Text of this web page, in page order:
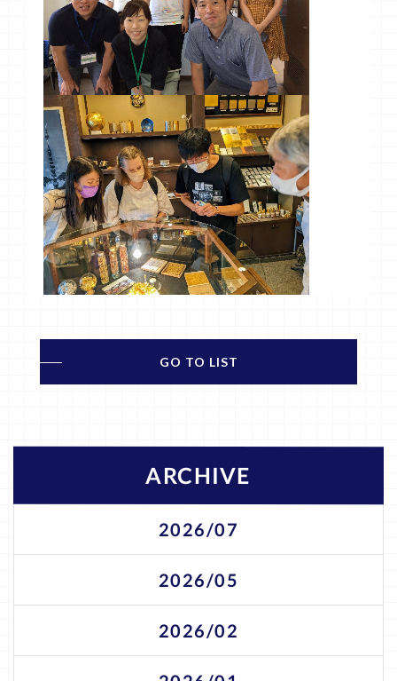
GO TO LIST
ARCHIVE
2026/07
2026/05
2026/02